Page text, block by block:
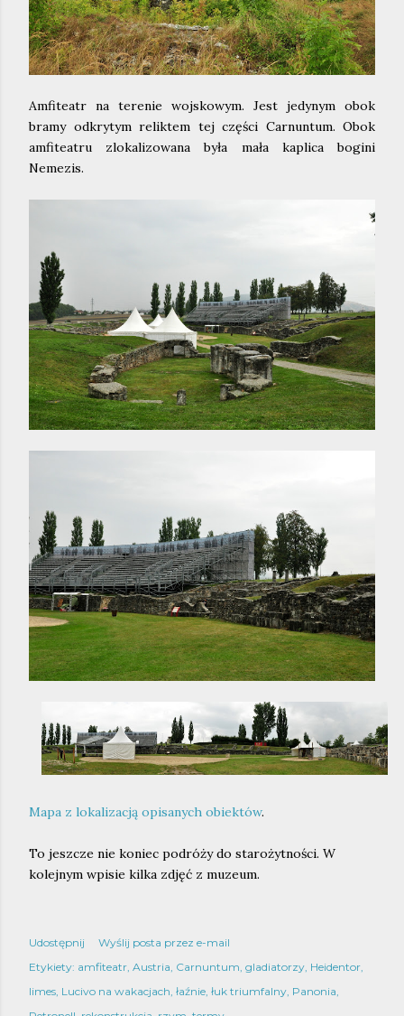
Amfiteatr na terenie wojskowym. Jest jedynym obok
bramy odkrytym reliktem tej części Carnuntum. Obok
amfiteatru zlokalizowana była mała kaplica bogini
Nemezis.
Mapa z lokalizacją opisanych obiektów.
To jeszcze nie koniec podróży do starożytności. W
kolejnym wpisie kilka zdjęć z muzeum.
Udostępnij
Wyślij posta przez e-mail
Etykiety: amfiteatr Austria Carnuntum gladiatorzy Heidentor
limes Lucivo na wakacjach łaźnie łuk triumfalny Panonia